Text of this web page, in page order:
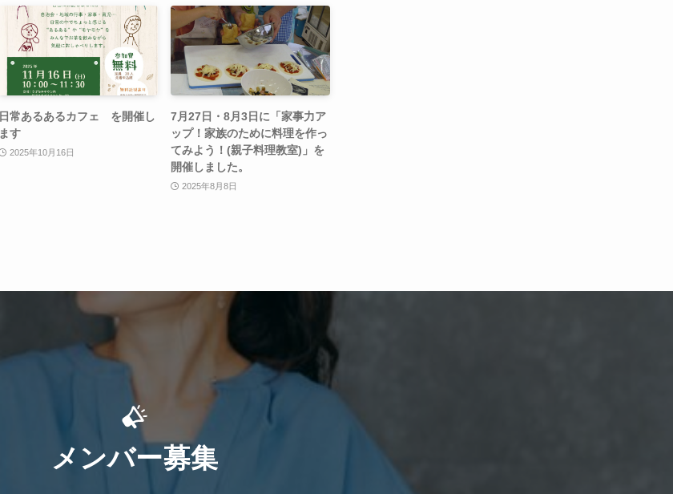
日常あるあるカフェ を開催し
ます
2025年10月16日
7月27日・8月3日に「家事力ア
ップ！家族のために料理を作っ
てみよう！(親子料理教室)」を
開催しました。
2025年8月8日
メンバー募集